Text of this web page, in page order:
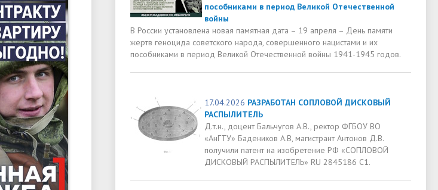
пособниками в период Великой Отечественной
войны
В России установлена новая памятная дата – 19 апреля – День памяти
жертв геноцида советского народа, совершенного нацистами и их
пособниками в период Великой Отечественной войны 1941-1945 годов.
17.04.2026 РАЗРАБОТАН СОПЛОВОЙ ДИСКОВЫЙ
РАСПЫЛИТЕЛЬ
Д.т.н., доцент Бальчугов А.В., ректор ФГБОУ ВО
«АнГТУ» Бадеников А.В, магистрант Антонов Д.В.
получили патент на изобретение РФ «СОПЛОВОЙ
ДИСКОВЫЙ РАСПЫЛИТЕЛЬ» RU 2845186 C1.